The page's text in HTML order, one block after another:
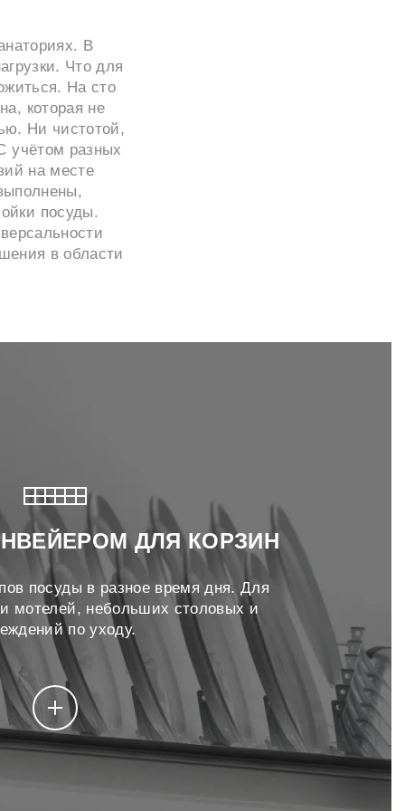
В
Что для
На сто
которая не
Ни чистотой,
учётом разных
на месте
посуды.
в области
ДЛЯ КОРЗИН
посуды в разное время дня. Для
мотелей, небольших столовых и
по уходу.